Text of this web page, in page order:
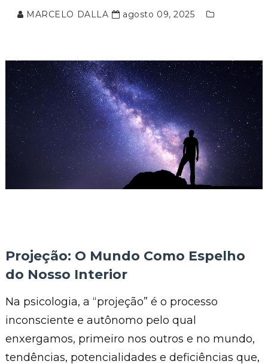
MARCELO DALLA agosto 09, 2025
Projeção: O Mundo Como Espelho
do Nosso Interior
Na psicologia, a “projeção” é o processo
inconsciente e autônomo pelo qual
enxergamos, primeiro nos outros e no mundo,
tendências, potencialidades e deficiências que,